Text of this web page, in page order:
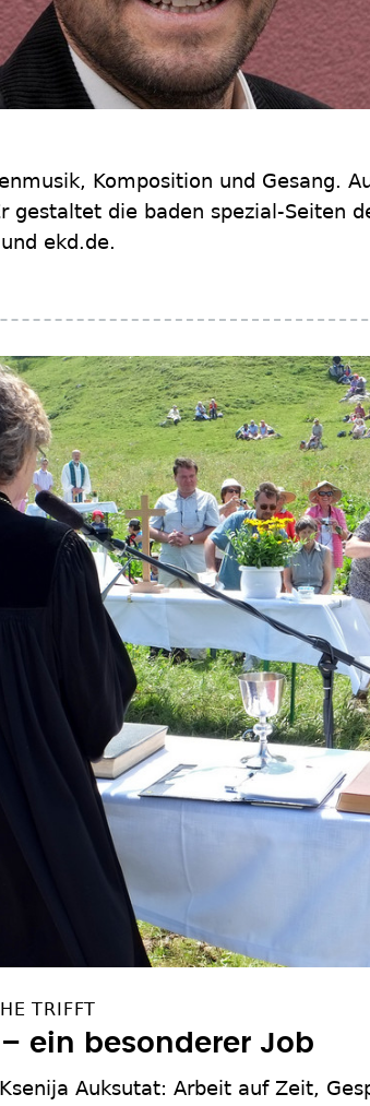
Komposition und Gesang.
gestaltet die baden spezial-Seiten
ekd.de.
TRIFFT
ein besonderer Job
Auksutat: Arbeit auf Zeit,